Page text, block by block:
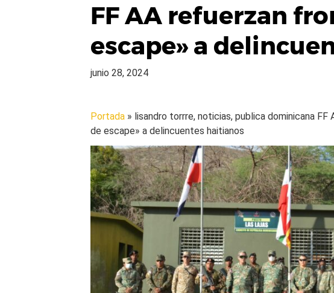
FF AA refuerzan
escape» a
junio 28, 2024
Portada » lisandro torrre, noticias, publica dominicana FF
de escape» a delincuentes haitianos